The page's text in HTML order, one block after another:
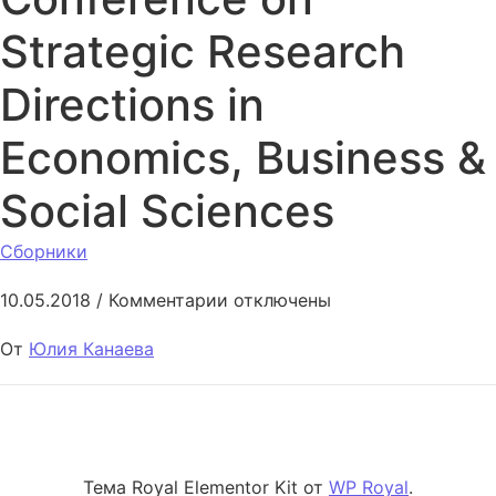
Strategic Research
Directions in
Economics, Business &
Social Sciences
Сборники
10.05.2018 / Комментарии к записи I International
отключены
От Юлия Канаева
Тема Royal Elementor Kit от WP Royal.